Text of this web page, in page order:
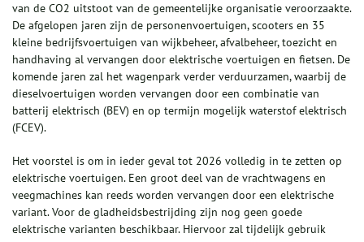
van de CO2 uitstoot van de gemeentelijke organisatie veroorzaakte.
De afgelopen jaren zijn de personenvoertuigen, scooters en 35
kleine bedrijfsvoertuigen van wijkbeheer, afvalbeheer, toezicht en
handhaving al vervangen door elektrische voertuigen en fietsen. De
komende jaren zal het wagenpark verder verduurzamen, waarbij de
dieselvoertuigen worden vervangen door een combinatie van
batterij elektrisch (BEV) en op termijn mogelijk waterstof elektrisch
(FCEV).
Het voorstel is om in ieder geval tot 2026 volledig in te zetten op
elektrische voertuigen. Een groot deel van de vrachtwagens en
veegmachines kan reeds worden vervangen door een elektrische
variant. Voor de gladheidsbestrijding zijn nog geen goede
elektrische varianten beschikbaar. Hiervoor zal tijdelijk gebruik